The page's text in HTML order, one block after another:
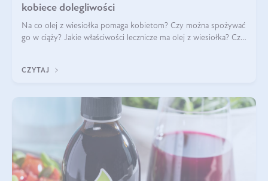
kobiece dolegliwości
Na co olej z wiesiołka pomaga kobietom? Czy można spożywać
go w ciąży? Jakie właściwości lecznicze ma olej z wiesiołka? Czy
CZYTAJ